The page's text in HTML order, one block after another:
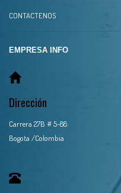
CONTACTENOS
EMPRESA INFO
Dirección
Carrera 27B # 5-88
Bogota /Colombia